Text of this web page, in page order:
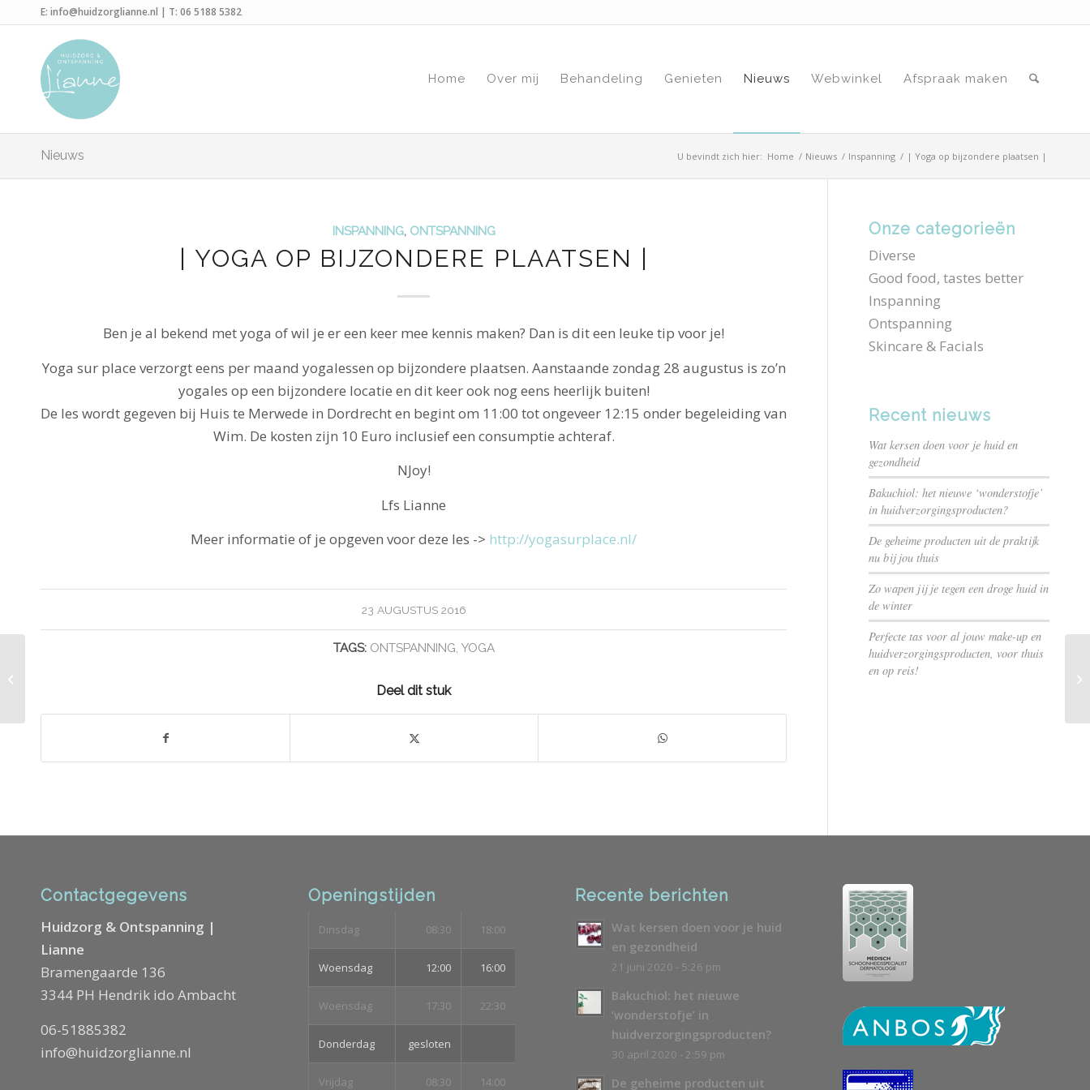
E: info@huidzorglianne.nl | T: 06 5188 5382
Home Over mij Behandeling Genieten Nieuws Webwinkel Afspraak maken
Nieuws U bevindt zich hier: Home / Nieuws / Inspanning / | Yoga op bijzondere plaatsen |
INSPANNING, ONTSPANNING
| YOGA OP BIJZONDERE PLAATSEN |
Ben je al bekend met yoga of wil je er een keer mee kennis maken? Dan is dit een leuke tip voor je!
Yoga sur place verzorgt eens per maand yogalessen op bijzondere plaatsen. Aanstaande zondag 28 augustus is zo’n
yogales op een bijzondere locatie en dit keer ook nog eens heerlijk buiten!
De les wordt gegeven bij Huis te Merwede in Dordrecht en begint om 11:00 tot ongeveer 12:15 onder begeleiding van
Wim. De kosten zijn 10 Euro inclusief een consumptie achteraf.
NJoy!
Lfs Lianne
Meer informatie of je opgeven voor deze les -> http://yogasurplace.nl/
23 AUGUSTUS 2016
TAGS: ONTSPANNING, YOGA
Deel dit stuk
Onze categorieën
Diverse
Good food, tastes better
Inspanning
Ontspanning
Skincare & Facials
Recent nieuws
Wat kersen doen voor je huid en
gezondheid
Bakuchiol: het nieuwe ‘wonderstofje’
in huidverzorgingsproducten?
De geheime producten uit de praktijk
nu bij jou thuis
Zo wapen jij je tegen een droge huid in
de winter
Perfecte tas voor al jouw make-up en
huidverzorgingsproducten, voor thuis
en op reis!
Contactgegevens
Huidzorg & Ontspanning |
Lianne
Bramengaarde 136
3344 PH Hendrik ido Ambacht
06-51885382
info@huidzorglianne.nl
Openingstijden
Dinsdag 08:30 18:00
Woensdag 12:00 16:00
Woensdag 17:30 22:30
Donderdag gesloten
Vrijdag 08:30 14:00
Recente berichten
Wat kersen doen voor je huid
en gezondheid
21 juni 2020 - 5:26 pm
Bakuchiol: het nieuwe
‘wonderstofje’ in
huidverzorgingsproducten?
30 april 2020 - 2:59 pm
De geheime producten uit
|